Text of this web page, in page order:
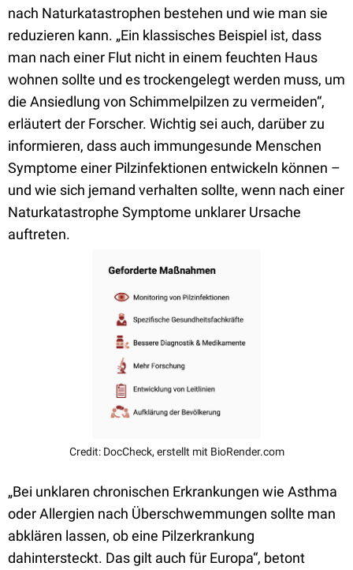
nach Naturkatastrophen bestehen und wie man sie
reduzieren kann. „Ein klassisches Beispiel ist, dass
man nach einer Flut nicht in einem feuchten Haus
wohnen sollte und es trockengelegt werden muss, um
die Ansiedlung von Schimmelpilzen zu vermeiden“,
erläutert der Forscher. Wichtig sei auch, darüber zu
informieren, dass auch immungesunde Menschen
Symptome einer Pilzinfektionen entwickeln können –
und wie sich jemand verhalten sollte, wenn nach einer
Naturkatastrophe Symptome unklarer Ursache
auftreten.
Credit: DocCheck, erstellt mit BioRender.com
„Bei unklaren chronischen Erkrankungen wie Asthma
oder Allergien nach Überschwemmungen sollte man
abklären lassen, ob eine Pilzerkrankung
dahintersteckt. Das gilt auch für Europa“, betont